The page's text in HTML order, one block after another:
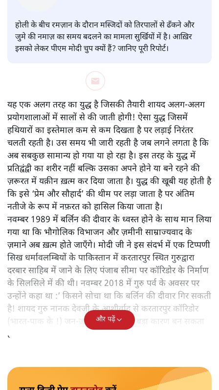
श्रवण गर्ग
होली के बीच रमज़ान के दौरान मस्जिदों को तिरपालों से ढँकने और
जुमे की नमाज़ का समय बदलने का मामला सुर्खियों में है। आख़िर
इसको लेकर पीएम मोदी चुप क्यों हैं? जानिए पूरी रिपोर्ट।
यह एक अलग तरह का युद्ध है जिसकी तैयारी शायद अलग-अलग
प्रयोगशालाओं में सालों से की जाती होगी! ऐसा युद्ध जिसमें
हथियारों का इस्तेमाल कम से कम दिखता है पर लड़ाई निरंतर
चलती रहती है। उस समय भी जारी रहती है जब लगने लगता है कि
अब सबकुछ सामान्य हो गया या हो रहा है। इस तरह के युद्ध में
प्रतिद्वंद्वी का शरीर नहीं बल्कि उसका अपने होने या बने रहने की
ज़रूरत में यक़ीन ख़त्म कर दिया जाता है। युद्ध की खूबी यह होती है
कि इसे ‘प्रेम और सौहार्द’ की थीम पर लड़ा जाता है पर अंतिम
नतीजे के रूप में नफ़रत को हासिल किया जाता है।
नवम्बर 1989 में बर्लिन की दीवार के ध्वस्त होने के साथ मान लिया
सिख धर्मावलम्बियों के पाकिस्तान में करतारपुर स्थित गुरुद्वारा
दरबार साहिब में जाने के लिए पंजाब सीमा पर कॉरिडोर के निर्माण